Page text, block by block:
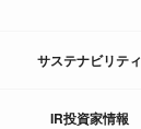
サステナビリティ
IR投資家情報